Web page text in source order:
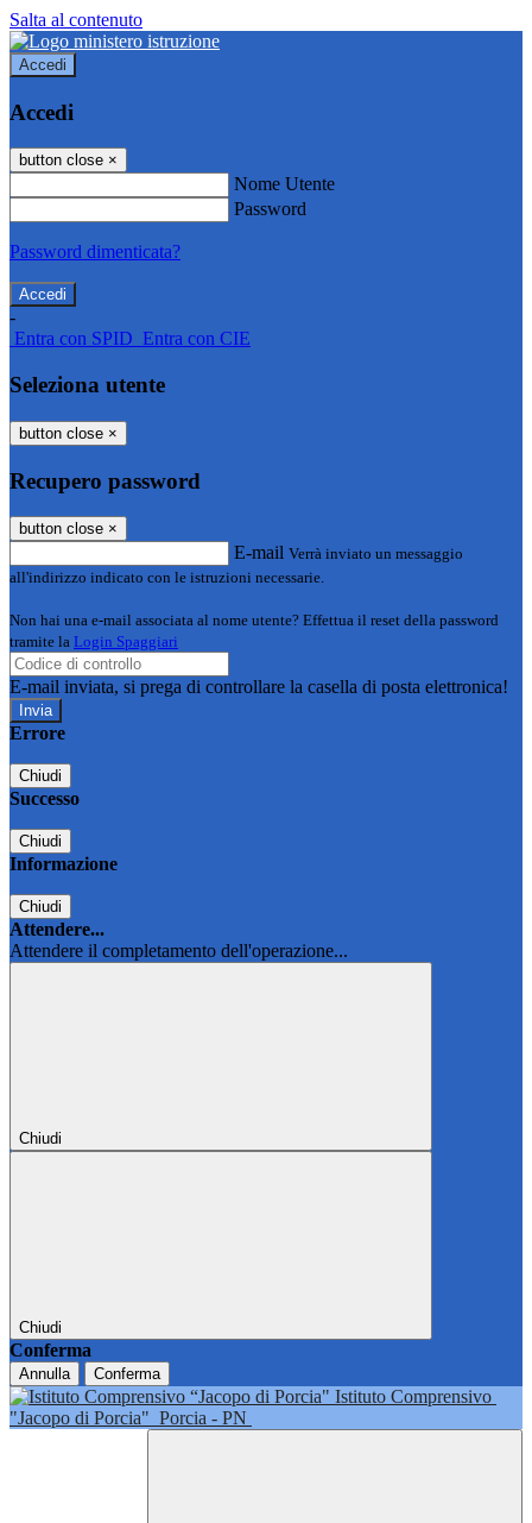
Salta al contenuto
Accedi
Accedi
button close ×
Nome Utente
Password
Password dimenticata?
-
Entra con SPID Entra con CIE
Seleziona utente
button close ×
Recupero password
button close ×
E-mail Verrà inviato un messaggio
all'indirizzo indicato con le istruzioni necessarie.
Non hai una e-mail associata al nome utente? Effettua il reset della password
tramite la Login Spaggiari
E-mail inviata, si prega di controllare la casella di posta elettronica!
Errore
Chiudi
Successo
Chiudi
Informazione
Chiudi
Attendere...
Attendere il completamento dell'operazione...
Chiudi
Chiudi
Conferma
Annulla Conferma
Istituto Comprensivo
"Jacopo di Porcia" Porcia - PN